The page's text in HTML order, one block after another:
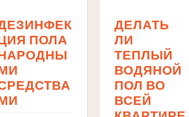
ПОЛА
ДЕЛАТЬ
ЛИ
ТЕПЛЫЙ
ВОДЯНОЙ
ПОЛ ВО
ВСЕЙ